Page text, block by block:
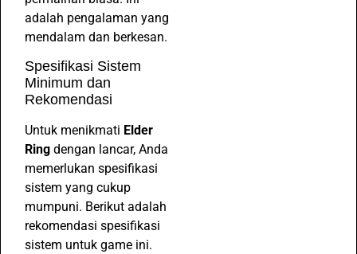
adalah pengalaman yang
mendalam dan berkesan.
Spesifikasi Sistem
Minimum dan
Rekomendasi
Untuk menikmati Elder
Ring dengan lancar, Anda
memerlukan spesifikasi
sistem yang cukup
mumpuni. Berikut adalah
rekomendasi spesifikasi
sistem untuk game ini.